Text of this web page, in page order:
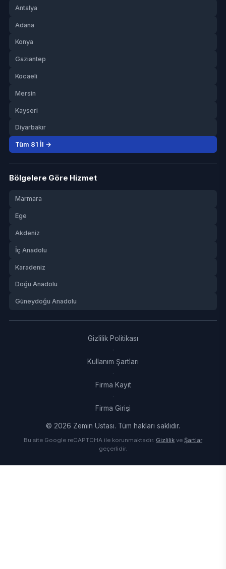
Antalya
Adana
Konya
Gaziantep
Kocaeli
Mersin
Kayseri
Diyarbakır
Tüm 81 İl →
Bölgelere Göre Hizmet
Marmara
Ege
Akdeniz
İç Anadolu
Karadeniz
Doğu Anadolu
Güneydoğu Anadolu
Gizlilik Politikası
·
Kullanım Şartları
·
Firma Kayıt
·
Firma Girişi
© 2026 Zemin Ustası. Tüm hakları saklıdır.
Bu site Google reCAPTCHA ile korunmaktadır. Gizlilik ve Şartlar
geçerlidir.